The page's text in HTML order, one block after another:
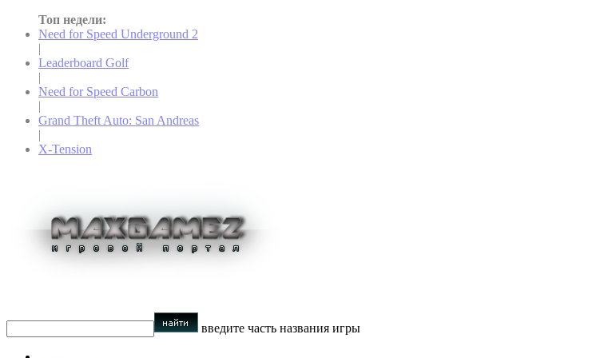
Топ недели:
Need for Speed Underground 2
|
Leaderboard Golf
|
Need for Speed Carbon
|
Grand Theft Auto: San Andreas
|
X-Tension
введите часть названия игры